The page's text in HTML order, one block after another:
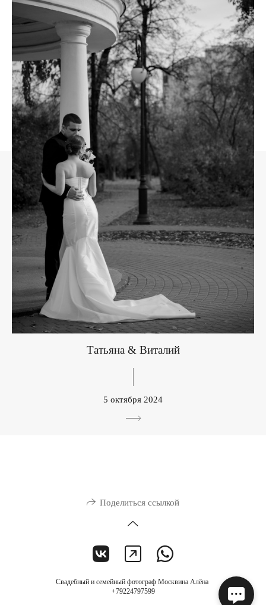
Татьяна & Виталий
5 октября 2024
Поделиться ссылкой
Свадебный и семейный фотограф Москвина Алёна
+79224797599